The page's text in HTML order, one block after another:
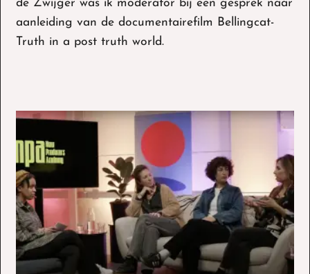
de Zwijger was ik moderator bij een gesprek naar
aanleiding van de documentairefilm Bellingcat-
Truth in a post truth world.